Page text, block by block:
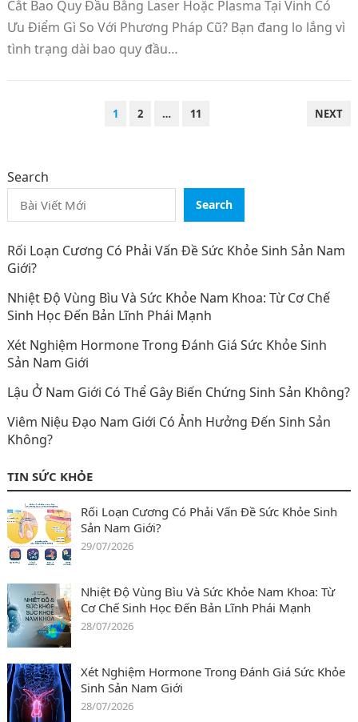
Cắt Bao Quy Đầu Bằng Laser Hoặc Plasma Tại Vinh Có
Ưu Điểm Gì So Với Phương Pháp Cũ? Bạn đang lo lắng vì
tình trạng dài bao quy đầu…
1 2 … 11 NEXT
Search
Search
Rối Loạn Cương Có Phải Vấn Đề Sức Khỏe Sinh Sản Nam
Giới?
Nhiệt Độ Vùng Bìu Và Sức Khỏe Nam Khoa: Từ Cơ Chế
Sinh Học Đến Bản Lĩnh Phái Mạnh
Xét Nghiệm Hormone Trong Đánh Giá Sức Khỏe Sinh
Sản Nam Giới
Lậu Ở Nam Giới Có Thể Gây Biến Chứng Sinh Sản Không?
Viêm Niệu Đạo Nam Giới Có Ảnh Hưởng Đến Sinh Sản
Không?
TIN SỨC KHỎE
Rối Loạn Cương Có Phải Vấn Đề Sức Khỏe Sinh
Sản Nam Giới?
29/07/2026
Nhiệt Độ Vùng Bìu Và Sức Khỏe Nam Khoa: Từ
Cơ Chế Sinh Học Đến Bản Lĩnh Phái Mạnh
28/07/2026
Xét Nghiệm Hormone Trong Đánh Giá Sức Khỏe
Sinh Sản Nam Giới
28/07/2026